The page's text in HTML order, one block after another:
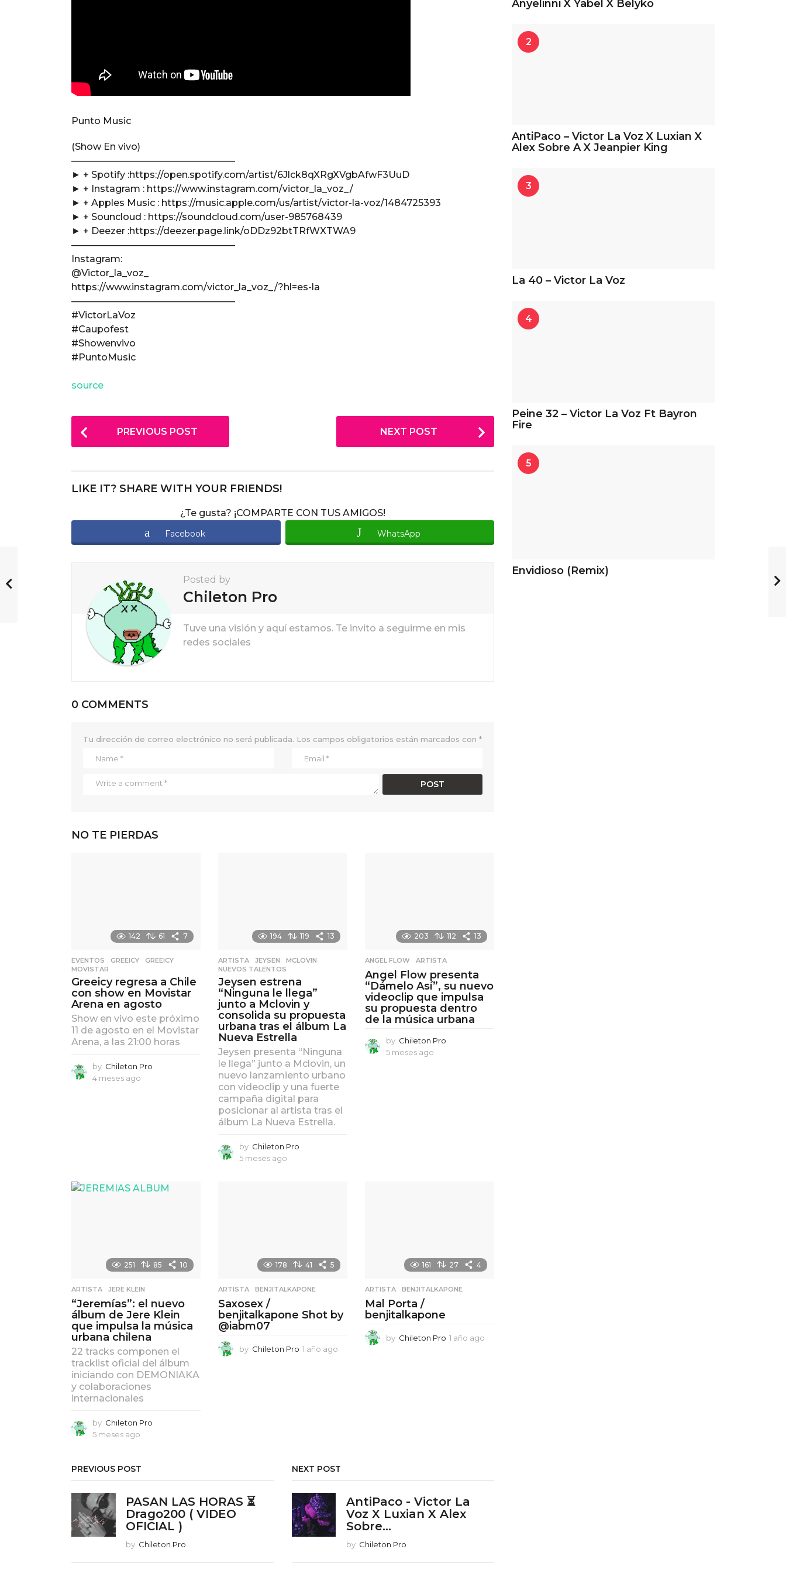
Punto Music
(Show En vivo)
—————————————————–
► + Spotify :https://open.spotify.com/artist/6Jlck8qXRgXVgbAfwF3UuD
► + Instagram : https://www.instagram.com/victor_la_voz_/
► + Apples Music : https://music.apple.com/us/artist/victor-la-voz/1484725393
► + Souncloud : https://soundcloud.com/user-985768439
► + Deezer :https://deezer.page.link/oDDz92btTRfWXTWA9
—————————————————–
Instagram:
@Victor_la_voz_
https://www.instagram.com/victor_la_voz_/?hl=es-la
—————————————————–
#VictorLaVoz
#Caupofest
#Showenvivo
#PuntoMusic
source
P
o
t
a
g
PREVIOUS POST NEXT POST
LIKE IT? SHARE WITH YOUR FRIENDS!
¿Te gusta? ¡COMPARTE CON TUS AMIGOS!
Facebook WhatsApp
Posted by
Chileton Pro
Tuve una visión y aquí estamos. Te invito a seguirme en mis
redes sociales
0 COMMENTS
Tu dirección de correo electrónico no será publicada. Los campos obligatorios están marcados con *
NO TE PIERDAS
142 61 7
EVENTOS ,GREEICY GREEICY
MOVISTAR
Greeicy regresa a Chile
con show en Movistar
Arena en agosto
Show en vivo este próximo
11 de agosto en el Movistar
Arena, a las 21:00 horas
by Chileton Pro
4 meses ago
194 119 13
ARTISTA ,JEYSEN ,MCLOVIN
NUEVOS TALENTOS
Jeysen estrena
“Ninguna le llega”
junto a Mclovin y
consolida su propuesta
urbana tras el álbum La
Nueva Estrella
Jeysen presenta “Ninguna
le llega” junto a Mclovin, un
nuevo lanzamiento urbano
con videoclip y una fuerte
campaña digital para
posicionar al artista tras el
álbum La Nueva Estrella.
by Chileton Pro
5 meses ago
203 112 13
ANGEL FLOW ,ARTISTA
Angel Flow presenta
“Dámelo Así”, su nuevo
videoclip que impulsa
su propuesta dentro
de la música urbana
by Chileton Pro
5 meses ago
251 85 10
ARTISTA ,JERE KLEIN
“Jeremías”: el nuevo
álbum de Jere Klein
que impulsa la música
urbana chilena
22 tracks componen el
tracklist oficial del álbum
iniciando con DEMONIAKA
y colaboraciones
internacionales
by Chileton Pro
5 meses ago
s
a
g
o
178 41 5
ARTISTA ,BENJITALKAPONE
Saxosex /
benjitalkapone Shot by
@iabm07
by Chileton Pro 1 año ago
161 27 4
ARTISTA ,BENJITALKAPONE
Mal Porta /
benjitalkapone
by Chileton Pro 1 año ago
PREVIOUS POST
PASAN LAS HORAS ⏳
Drago200 ( VIDEO
OFICIAL )
by Chileton Pro
NEXT POST
AntiPaco - Victor La
Voz X Luxian X Alex
Sobre...
by Chileton Pro
Anyelinni X Yabel X Belyko
2
AntiPaco – Victor La Voz X Luxian X
Alex Sobre A X Jeanpier King
3
La 40 – Victor La Voz
4
Peine 32 – Victor La Voz Ft Bayron
Fire
5
Envidioso (Remix)